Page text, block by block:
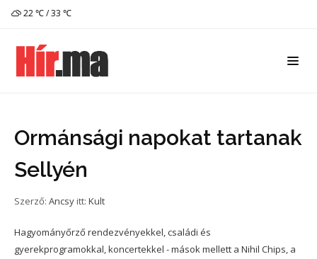
22 ℃ / 33 ℃
Ormánsági napokat tartanak
Sellyén
Szerző: Ancsy itt: Kult
Hagyományőrző rendezvényekkel, családi és
gyerekprogramokkal, koncertekkel - mások mellett a Nihil Chips, a